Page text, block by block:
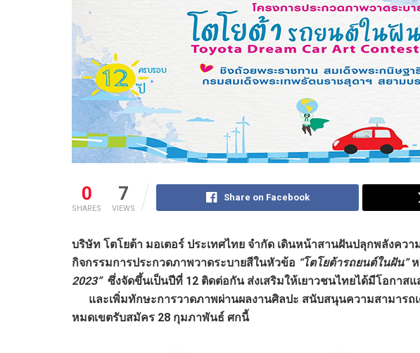
0
SHARES
7
VIEWS
Share on Facebook
บริษัท โตโยต้า มอเตอร์ ประเทศไทย จำกัด เดินหน้าสานฝันปลุกพลังคว
กิจกรรมการประกวดภาพวาดระบายสีในหัวข้อ “โตโยต้ารถยนต์ในฝัน”ห
2023” ซึ่งจัดขึ้นเป็นปีที่ 12 ติดต่อกัน ส่งเสริมให้เยาวชนไทยได้มีโอกาส
และเพิ่มทักษะการวาดภาพผ่านผลงานศิลปะ สนับสนุนความสามารถ
หมดเขตรับสมัคร 28 กุมภาพันธ์ ศกนี้